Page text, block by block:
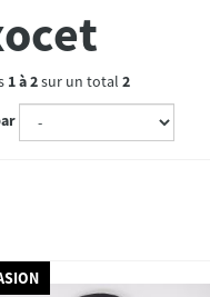
1à2sur un total 2